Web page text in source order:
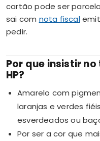
cartão pode ser
sai com nota fiscal
pedir.
Por que insistir
HP?
Amarelo com
laranjas e verdes
esverdeados ou
Por ser a cor que